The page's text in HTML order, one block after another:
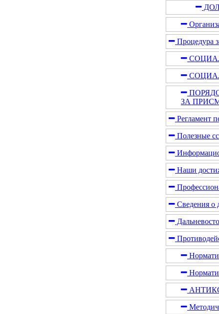
Процедура
ЗА
Регламент
Полезные
Наши
Сведения о